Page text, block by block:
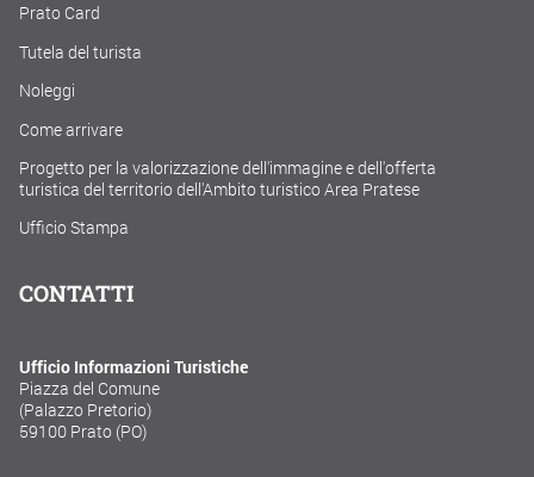
Prato Card
Tutela del turista
Noleggi
Come arrivare
Progetto per la valorizzazione dell'immagine e dell'offerta
turistica del territorio dell'Ambito turistico Area Pratese
Ufficio Stampa
CONTATTI
Ufficio Informazioni Turistiche
Piazza del Comune
(Palazzo Pretorio)
59100 Prato (PO)